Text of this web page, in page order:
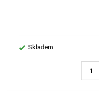
Skladem